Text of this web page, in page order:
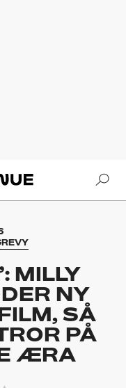
Soundvenue
MILLY
NY
SÅ
PÅ
ÆRA